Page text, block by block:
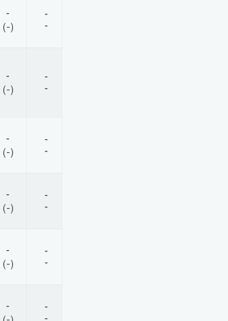
-
(-)
-
-
-
(-)
-
-
-
(-)
-
-
-
(-)
-
-
-
(-)
-
-
-
-
-